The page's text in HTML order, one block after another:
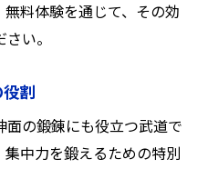
料体験を通じて、その効
い。
割
の鍛錬にも役立つ武道で
中力を鍛えるための特別